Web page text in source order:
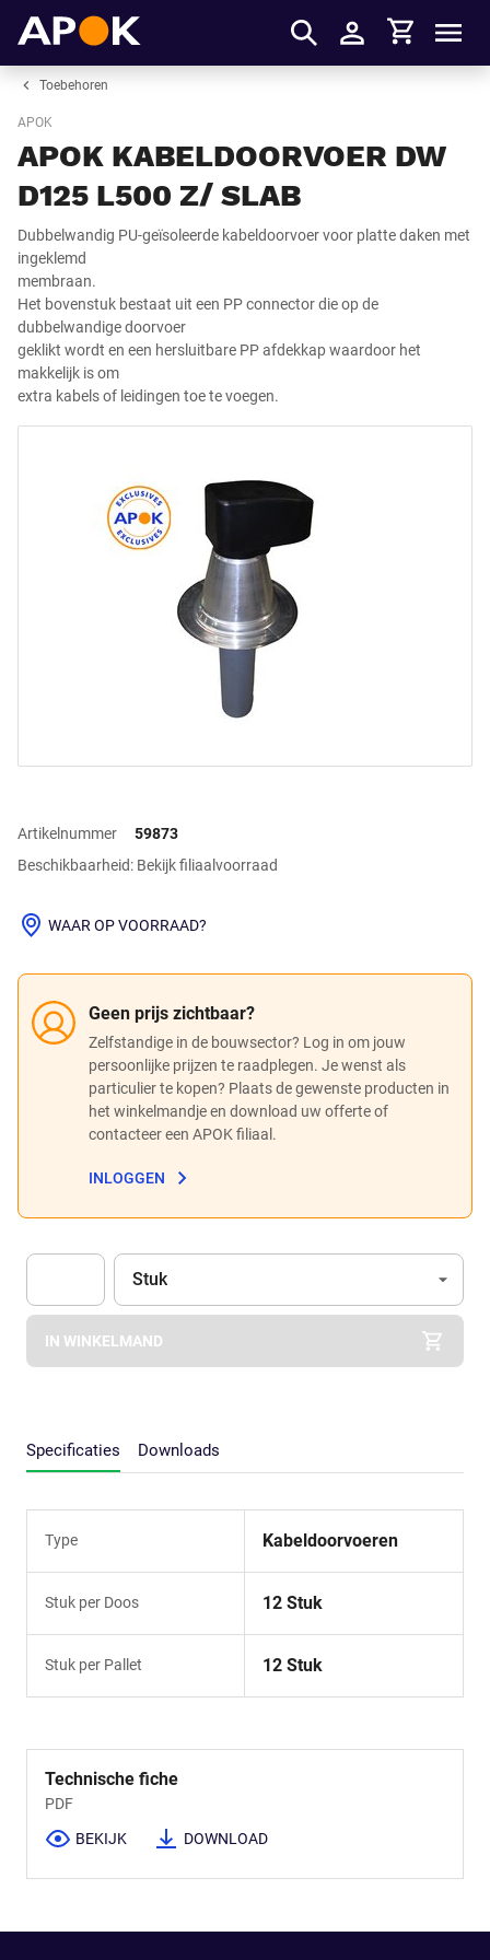
Inloggen
Winkelmandje
Toebehoren
APOK
APOK KABELDOORVOER DW
D125 L500 Z/ SLAB
Dubbelwandig PU-geïsoleerde kabeldoorvoer voor platte daken met
ingeklemd
membraan.
Het bovenstuk bestaat uit een PP connector die op de
dubbelwandige doorvoer
geklikt wordt en een hersluitbare PP afdekkap waardoor het
makkelijk is om
extra kabels of leidingen toe te voegen.
Artikelnummer
59873
Beschikbaarheid: Bekijk filiaalvoorraad
Geen prijs zichtbaar?
Zelfstandige in de bouwsector? Log in om jouw
persoonlijke prijzen te raadplegen. Je wenst als
particulier te kopen? Plaats de gewenste producten in
het winkelmandje en download uw offerte of
contacteer een APOK filiaal.
INLOGGEN
WAAR OP VOORRAAD?
Apok.Product.Detail.AddToCart.Quantity (Optioneel)
Eenheid
Stuk
IN WINKELMAND
Specificaties Downloads
Type Kabeldoorvoeren
Stuk per Doos 12 Stuk
Stuk per Pallet 12 Stuk
Technische fiche
PDF
BEKIJK DOWNLOAD